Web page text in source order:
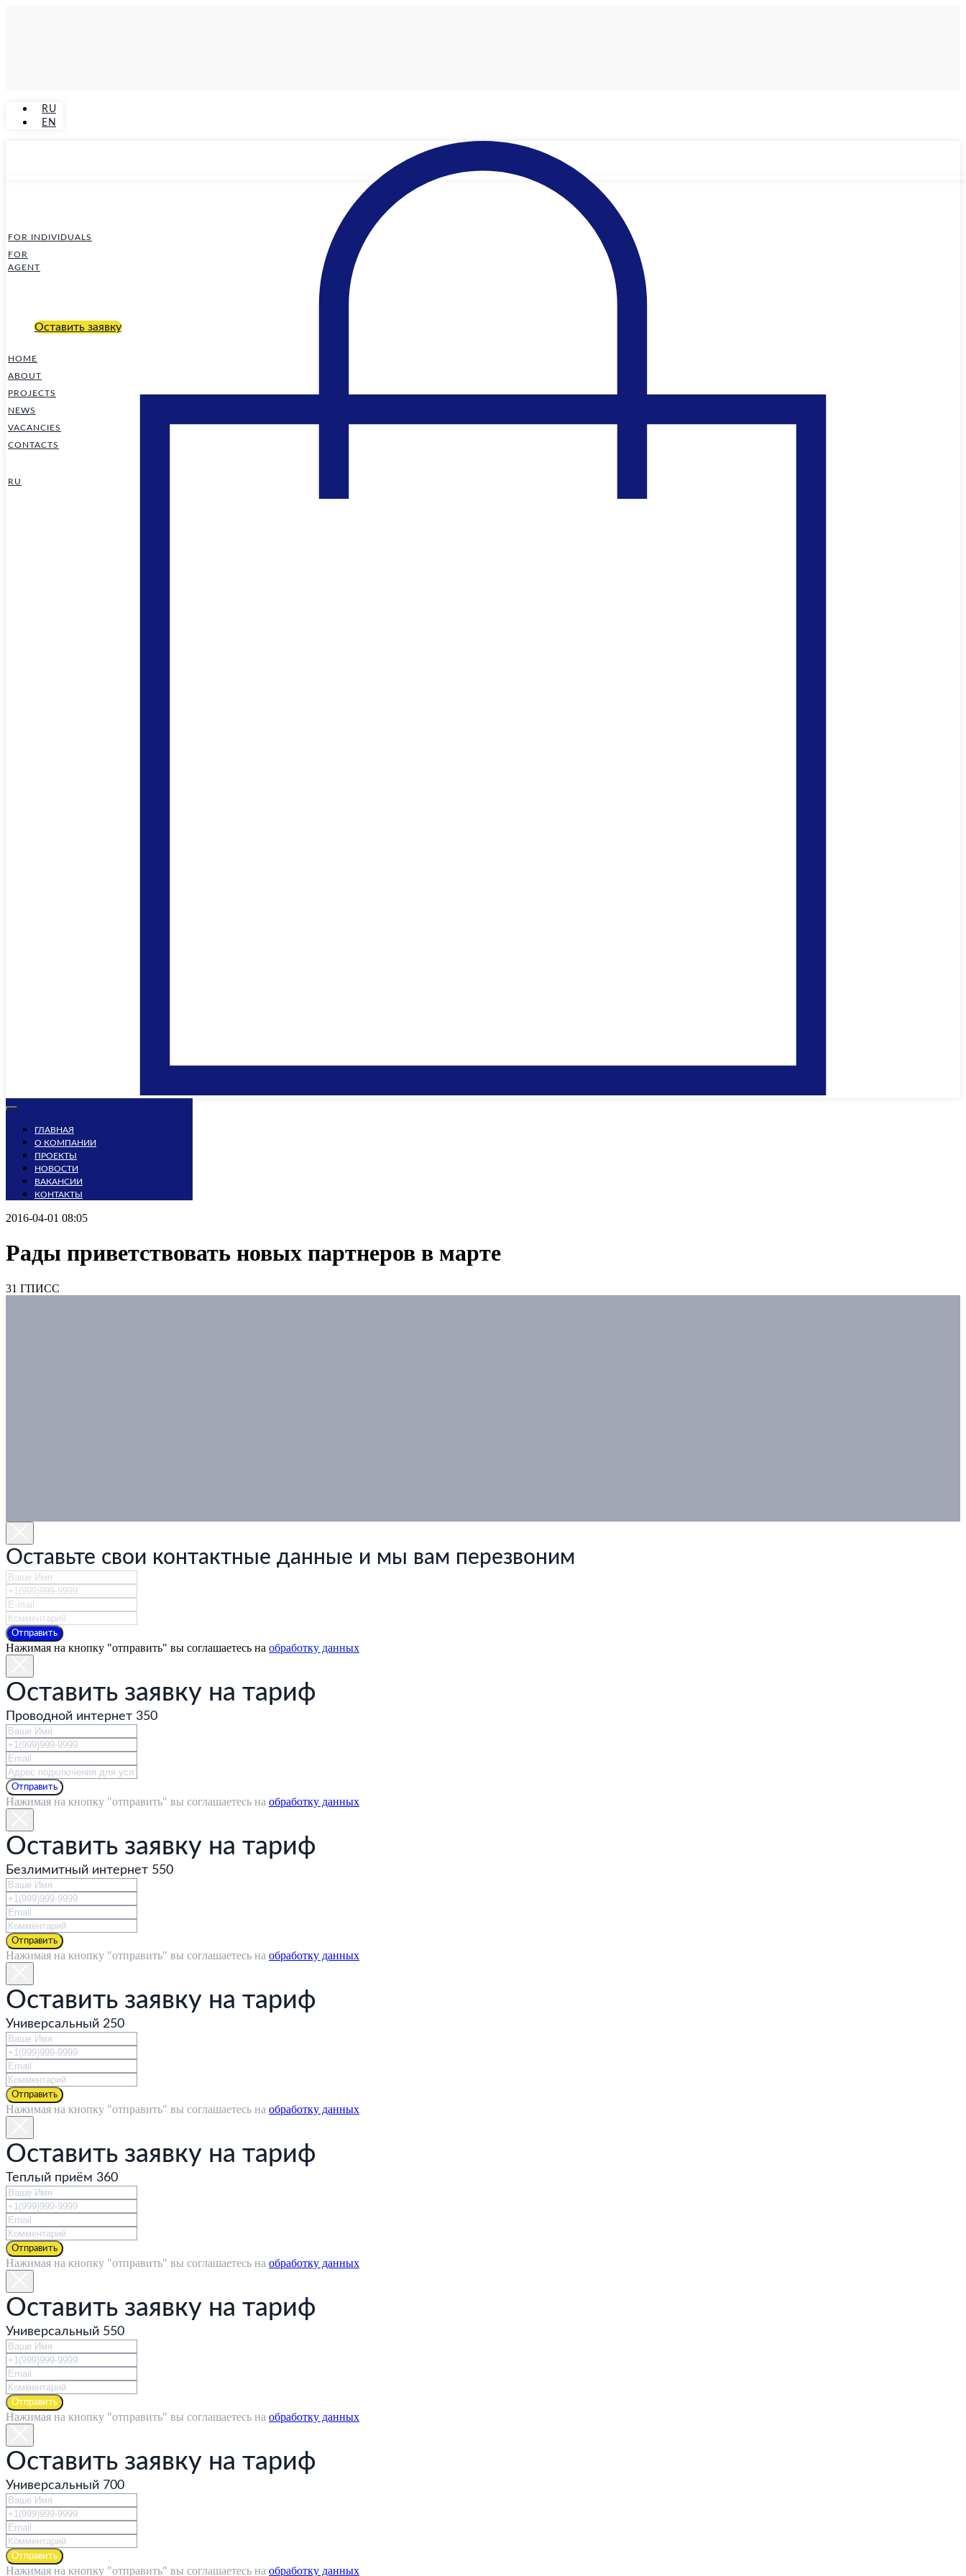
FOR INDIVIDUALS
FOR
AGENT
Оставить заявку
HOME
ABOUT
PROJECTS
NEWS
VACANCIES
CONTACTS
RU
RU
EN
ГЛАВНАЯ
О КОМПАНИИ
ПРОЕКТЫ
НОВОСТИ
ВАКАНСИИ
КОНТАКТЫ
2016-04-01 08:05
Рады приветствовать новых партнеров в марте
31 ГПИСС
ГЛАВНАЯ
О
КОМПАНИИ
ПРОЕКТЫ
БОНУСНЫЕ
ПРОГРАММЫ
НОВОСТИ
ВАКАНСИИ
КОНТАКТЫ
ЧАСТНЫМ
КЛИЕНТАМ
АГЕНТАМ
+7 495 755 33 33;
gstworld@gmail.com
Следите за нами в сети
—
© 2021 GST
world
Политика конфиденциальности
*2545
Оставьте свои контактные данные и мы вам перезвоним
Отправить
Нажимая на кнопку "отправить" вы соглашаетесь на обработку данных
Оставить заявку на тариф
Проводной интернет 350
Отправить
Нажимая на кнопку "отправить" вы соглашаетесь на обработку данных
Оставить заявку на тариф
Безлимитный интернет 550
Отправить
Нажимая на кнопку "отправить" вы соглашаетесь на обработку данных
Оставить заявку на тариф
Универсальный 250
Отправить
Нажимая на кнопку "отправить" вы соглашаетесь на обработку данных
Оставить заявку на тариф
Теплый приём 360
Отправить
Нажимая на кнопку "отправить" вы соглашаетесь на обработку данных
Оставить заявку на тариф
Универсальный 550
Отправить
Нажимая на кнопку "отправить" вы соглашаетесь на обработку данных
Оставить заявку на тариф
Универсальный 700
Отправить
Нажимая на кнопку "отправить" вы соглашаетесь на обработку данных